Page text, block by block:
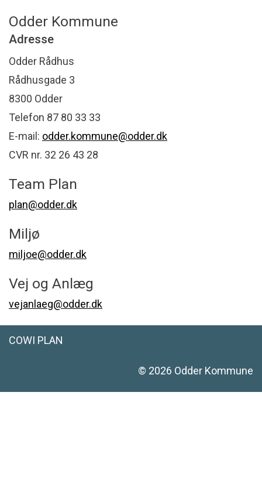
Odder Kommune
Adresse
Odder Rådhus
Rådhusgade 3
8300 Odder
Telefon 87 80 33 33
E-mail: odder.kommune@odder.dk
CVR nr. 32 26 43 28
Team Plan
plan@odder.dk
Miljø
miljoe@odder.dk
Vej og Anlæg
vejanlaeg@odder.dk
COWI PLAN
© 2026 Odder Kommune